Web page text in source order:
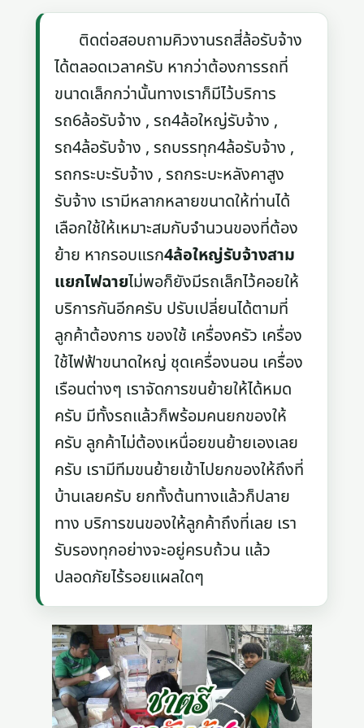
ติดต่อสอบถามคิวงานรถสี่ล้อรับจ้าง
ได้ตลอดเวลาครับ หากว่าต้องการรถที่
ขนาดเล็กกว่านั้นทางเราก็มีไว้บริการ
รถ6ล้อรับจ้าง , รถ4ล้อใหญ่รับจ้าง ,
รถ4ล้อรับจ้าง , รถบรรทุก4ล้อรับจ้าง ,
รถกระบะรับจ้าง , รถกระบะหลังคาสูง
รับจ้าง เรามีหลากหลายขนาดให้ท่านได้
เลือกใช้ให้เหมาะสมกับจำนวนของที่ต้อง
ย้าย หากรอบแรก4ล้อใหญ่รับจ้างสาม
แยกไฟฉายไม่พอก็ยังมีรถเล็กไว้คอยให้
บริการกันอีกครับ ปรับเปลี่ยนได้ตามที่
ลูกค้าต้องการ ของใช้ เครื่องครัว เครื่อง
ใช้ไฟฟ้าขนาดใหญ่ ชุดเครื่องนอน เครื่อง
เรือนต่างๆ เราจัดการขนย้ายให้ได้หมด
ครับ มีทั้งรถแล้วก็พร้อมคนยกของให้
ครับ ลูกค้าไม่ต้องเหนื่อยขนย้ายเองเลย
ครับ เรามีทีมขนย้ายเข้าไปยกของให้ถึงที่
บ้านเลยครับ ยกทั้งต้นทางแล้วก็ปลาย
ทาง บริการขนของให้ลูกค้าถึงที่เลย เรา
รับรองทุกอย่างจะอยู่ครบถ้วน แล้ว
ปลอดภัยไร้รอยแผลใดๆ